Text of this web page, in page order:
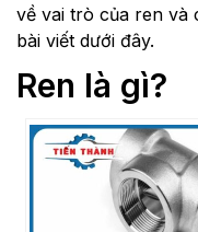
về vai trò của ren và
bài viết dưới đây.
Ren là gì?